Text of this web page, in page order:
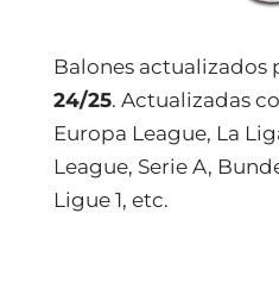
Balones actualizados
24/25. Actualizadas
Europa League, La
League, Serie A,
Ligue 1, etc.